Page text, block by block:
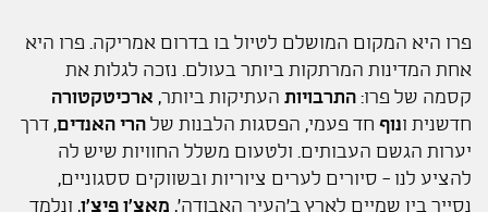
פרו היא המקום המושלם לטיול בו בדרום אמריקה. פרו היא
אחת המדינות המרתקות ביותר בעולם. נזכה לגלות את
קסמה של פרו: התרבויות העתיקות ביותר, ארכיטקטורה
חדשנית ונוף חד פעמי, הפסגות הלבנות של הרי האנדים, דרך
יערות הגשם העבותים. ולטעום משלל החוויות שיש לה
להציע לנו - סיורים לערים ציוריות ובשווקים ססגוניים,
נסייר בין שמיים לארץ ב'העיר האבודה', מאצ'ו פיצ'ו, ונלמד